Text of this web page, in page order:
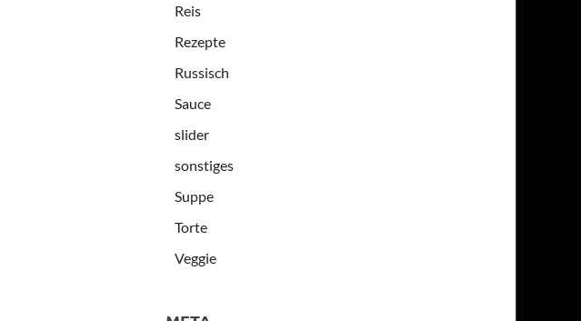
Reis
Rezepte
Russisch
Sauce
slider
sonstiges
Suppe
Torte
Veggie